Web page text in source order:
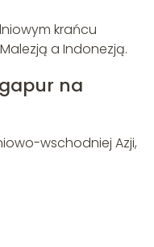
krańcu
a Indonezją.
na
wschodniej Azji,